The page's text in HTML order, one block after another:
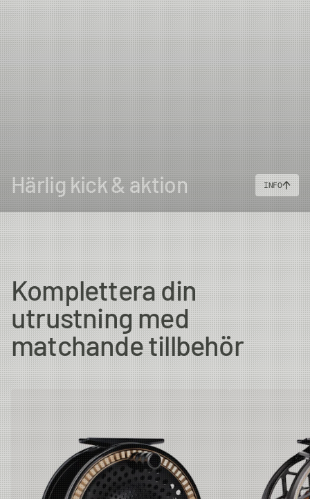
Härlig kick & aktion INFO
Komplettera din
utrustning med
matchande tillbehör